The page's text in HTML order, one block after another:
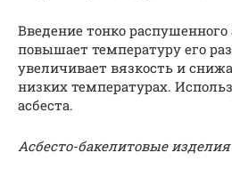
Введение тонко распушенного
повышает температуру его
увеличивает вязкость и
низких температурах.
асбеста.
Асбесто-бакелитовые